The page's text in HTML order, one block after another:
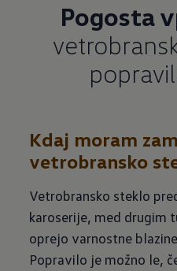
Pogosta
Kdaj moram
vetrobransko
Vetrobransko steklo
karoserije, med drugim
oprejo varnostne
Popravilo je možno le,